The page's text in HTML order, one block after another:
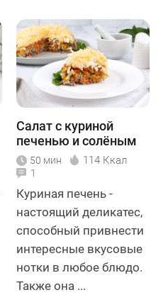
Салат с куриной
печенью и солёным
огурцом
50 мин 114 Ккал
1
Куриная печень -
настоящий деликатес,
способный привнести
интересные вкусовые
нотки в любое блюдо.
Также она ...